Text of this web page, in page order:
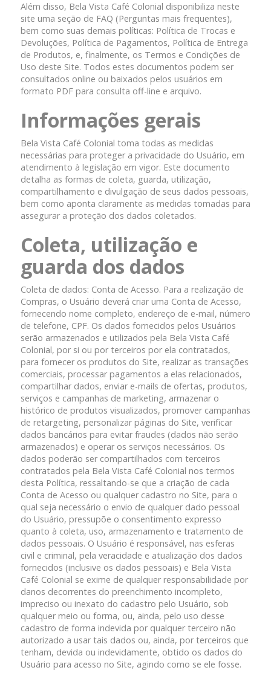
Além disso, Bela Vista Café Colonial disponibiliza neste
site uma seção de FAQ (Perguntas mais frequentes),
bem como suas demais políticas: Política de Trocas e
Devoluções, Política de Pagamentos, Política de Entrega
de Produtos, e, finalmente, os Termos e Condições de
Uso deste Site. Todos estes documentos podem ser
consultados online ou baixados pelos usuários em
formato PDF para consulta off-line e arquivo.
Informações gerais
Bela Vista Café Colonial toma todas as medidas
necessárias para proteger a privacidade do Usuário, em
atendimento à legislação em vigor. Este documento
detalha as formas de coleta, guarda, utilização,
compartilhamento e divulgação de seus dados pessoais,
bem como aponta claramente as medidas tomadas para
assegurar a proteção dos dados coletados.
Coleta, utilização e
guarda dos dados
Coleta de dados: Conta de Acesso. Para a realização de
Compras, o Usuário deverá criar uma Conta de Acesso,
fornecendo nome completo, endereço de e-mail, número
de telefone, CPF. Os dados fornecidos pelos Usuários
serão armazenados e utilizados pela Bela Vista Café
Colonial, por si ou por terceiros por ela contratados,
para fornecer os produtos do Site, realizar as transações
comerciais, processar pagamentos a elas relacionados,
compartilhar dados, enviar e-mails de ofertas, produtos,
serviços e campanhas de marketing, armazenar o
histórico de produtos visualizados, promover campanhas
de retargeting, personalizar páginas do Site, verificar
dados bancários para evitar fraudes (dados não serão
armazenados) e operar os serviços necessários. Os
dados poderão ser compartilhados com terceiros
contratados pela Bela Vista Café Colonial nos termos
desta Política, ressaltando-se que a criação de cada
Conta de Acesso ou qualquer cadastro no Site, para o
qual seja necessário o envio de qualquer dado pessoal
do Usuário, pressupõe o consentimento expresso
quanto à coleta, uso, armazenamento e tratamento de
dados pessoais. O Usuário é responsável, nas esferas
civil e criminal, pela veracidade e atualização dos dados
fornecidos (inclusive os dados pessoais) e Bela Vista
Café Colonial se exime de qualquer responsabilidade por
danos decorrentes do preenchimento incompleto,
impreciso ou inexato do cadastro pelo Usuário, sob
qualquer meio ou forma, ou, ainda, pelo uso desse
cadastro de forma indevida por qualquer terceiro não
autorizado a usar tais dados ou, ainda, por terceiros que
tenham, devida ou indevidamente, obtido os dados do
Usuário para acesso no Site, agindo como se ele fosse.